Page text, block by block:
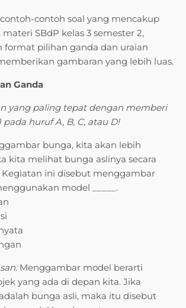
contoh soal yang mencakup
SBdP kelas 3 semester 2,
format pilihan ganda dan uraian
gambaran yang lebih luas.
Ganda
yang paling tepat dengan memberi
pada huruf A, B, C, atau D!
bunga, kita akan lebih
kita melihat bunga aslinya secara
Kegiatan ini disebut menggambar
model _____.
Menggambar model berarti
yang ada di depan kita. Jika
bunga asli, maka itu disebut